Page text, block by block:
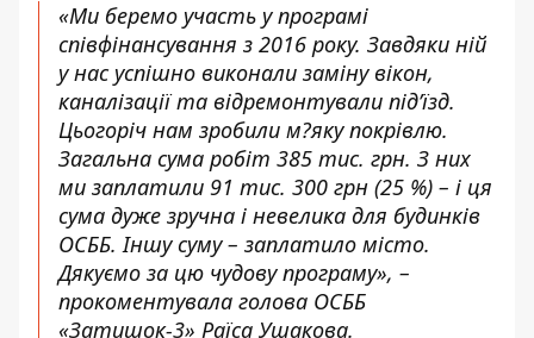
«Ми беремо участь у програмі
співфінансування з 2016 року. Завдяки ній
у нас успішно виконали заміну вікон,
каналізації та відремонтували під’їзд.
Цьогоріч нам зробили м?яку покрівлю.
Загальна сума робіт 385 тис. грн. З них
ми заплатили 91 тис. 300 грн (25 %) – і ця
сума дуже зручна і невелика для будинків
ОСББ. Іншу суму – заплатило місто.
Дякуємо за цю чудову програму», –
прокоментувала голова ОСББ
«Затишок-3» Раїса Ушакова.